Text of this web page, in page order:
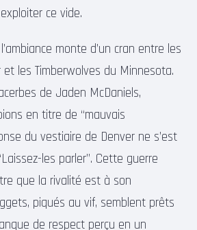
ce vide.
monte d’un cran entre les
les Timberwolves du Minnesota.
de Jaden McDaniels,
en titre de “mauvais
du vestiaire de Denver ne s’est
les parler”. Cette guerre
que la rivalité est à son
piqués au vif, semblent prêts
de respect perçu en un